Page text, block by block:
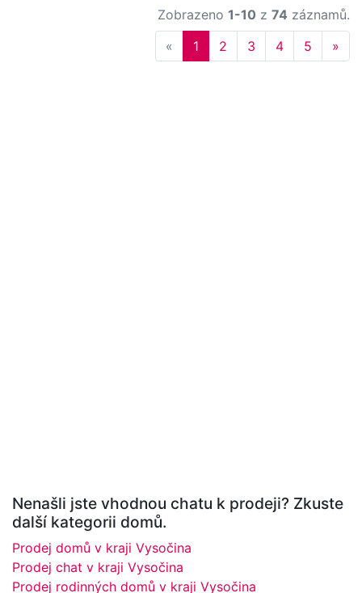
Zobrazeno 1-10 z 74 záznamů.
« Previous
1 2 3 4 5 »
Nenašli jste vhodnou chatu k prodeji? Zkuste
další kategorii domů.
Prodej domů v kraji Vysočina
Prodej chat v kraji Vysočina
Prodej rodinných domů v kraji Vysočina